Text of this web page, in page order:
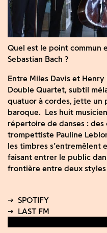
Quel est le point commun
Sebastian Bach ?
Entre Miles Davis et
Double Quartet, subtil
quatuor à cordes, jette un
baroque. Les huit
répertoire de danses :
trompettiste Pauline
les timbres s’entremêlent
faisant entrer le public
frontière entre deux styles